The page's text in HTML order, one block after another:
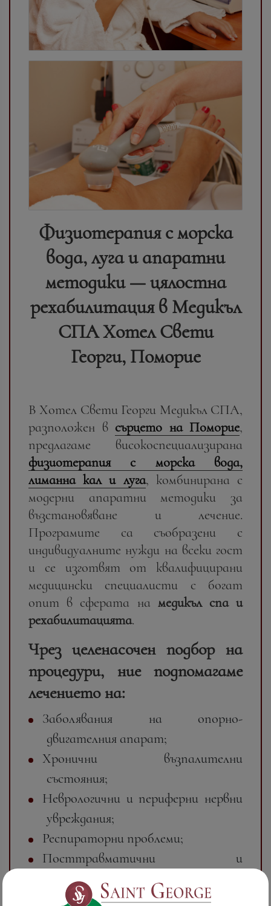
Физиотерапия с морска
вода, луга и апаратни
методики — цялостна
рехабилитация в Медикъл
СПА Хотел Свети
Георги, Поморие
В Хотел Свети Георги Медикъл СПА,
разположен в сърцето на Поморие,
предлагаме високоспециализирана
физиотерапия с морска вода,
лиманна кал и луга, комбинирана с
модерни апаратни методики за
възстановяване и лечение.
Програмите са съобразени с
индивидуалните нужди на всеки гост
и се изготвят от квалифицирани
медицински специалисти с богат
опит в сферата на медикъл спа и
рехабилитацията.
Чрез целенасочен подбор на
процедури, ние подпомагаме
лечението на:
Заболявания на опорно-
двигателния апарат;
Хронични възпалителни
състояния;
Неврологични и периферни нервни
увреждания;
Респираторни проблеми;
Посттравматични и
постоперативни състояния.